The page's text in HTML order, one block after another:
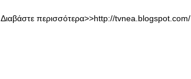
Διαβάστε περισσότερα>>http://tvnea.blogspot.com/